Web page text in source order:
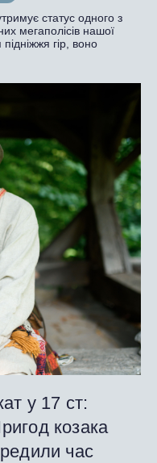
статус одного з
мегаполісів нашої
гір, воно
у 17 ст:
козака
час